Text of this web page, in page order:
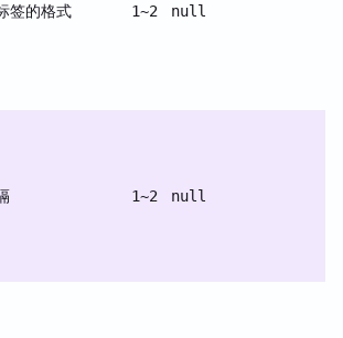
签的格式 1~2 null
1~2 null